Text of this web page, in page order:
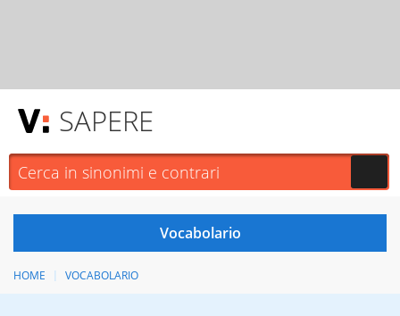
SAPERE
HOME VOCABOLARIO